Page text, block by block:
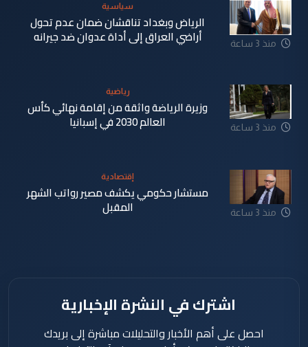
منذ 3 ساعة
سياسية
الرياض وبغداد تناقشان ضمان عدم تحول
أراضي العراق إلى أداة عدوان ضد جيرانه
منذ 3 ساعة
رياضية
وزيرة الرياضة واثقة من إقامة نهائي كأس
العالم 2030 في إسبانيا
منذ 3 ساعة
إقتصادية
مستشار حكومي يكشف مصير رواتب الشهر
المقبل
اشترك في النشرة الإخبارية
احصل على أهم الأخبار والتحليلات مباشرة إلى بريدك